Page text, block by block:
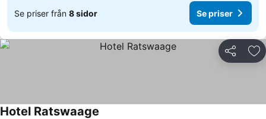
Se priser från 8 sidor Se priser
Dela
Hotel Ratswaage